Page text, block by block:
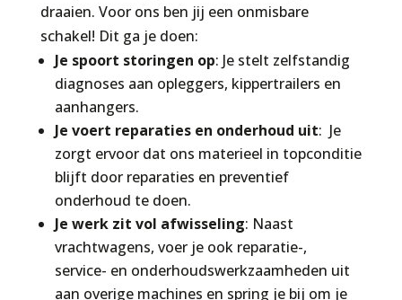
draaien. Voor ons ben jij een onmisbare
schakel! Dit ga je doen:
Je spoort storingen op: Je stelt zelfstandig
diagnoses aan opleggers, kippertrailers en
aanhangers.
Je voert reparaties en onderhoud uit: Je
zorgt ervoor dat ons materieel in topconditie
blijft door reparaties en preventief
onderhoud te doen.
Je werk zit vol afwisseling: Naast
vrachtwagens, voer je ook reparatie-,
service- en onderhoudswerkzaamheden uit
aan overige machines en spring je bij om je